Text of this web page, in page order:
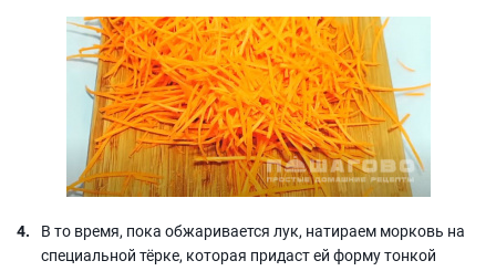
В то время, пока обжаривается лук, натираем морковь на
специальной тёрке, которая придаст ей форму тонкой